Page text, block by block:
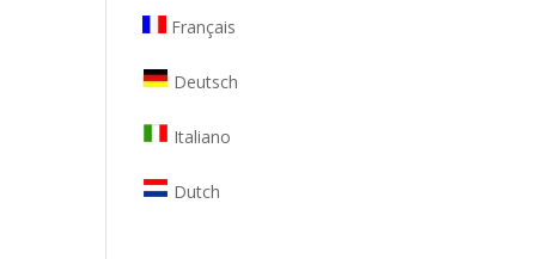
Français
Deutsch
Italiano
Dutch